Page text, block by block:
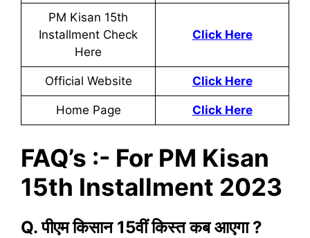
PM Kisan 15th
Installment Check
Here
Click Here
Official Website Click Here
Home Page Click Here
FAQ’s :- For PM Kisan
15th Installment 2023
Q. पीएम किसान 15वीं किस्त कब आएगा ?